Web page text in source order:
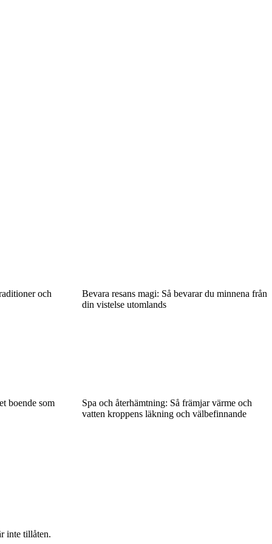
och
Bevara resans magi: Så bevarar du minnena från
din vistelse utomlands
boende som
Spa och återhämtning: Så främjar värme och
vatten kroppens läkning och välbefinnande
inte tillåten.